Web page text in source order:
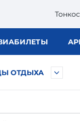
БИЛЕТЫ
ОТДЫХА